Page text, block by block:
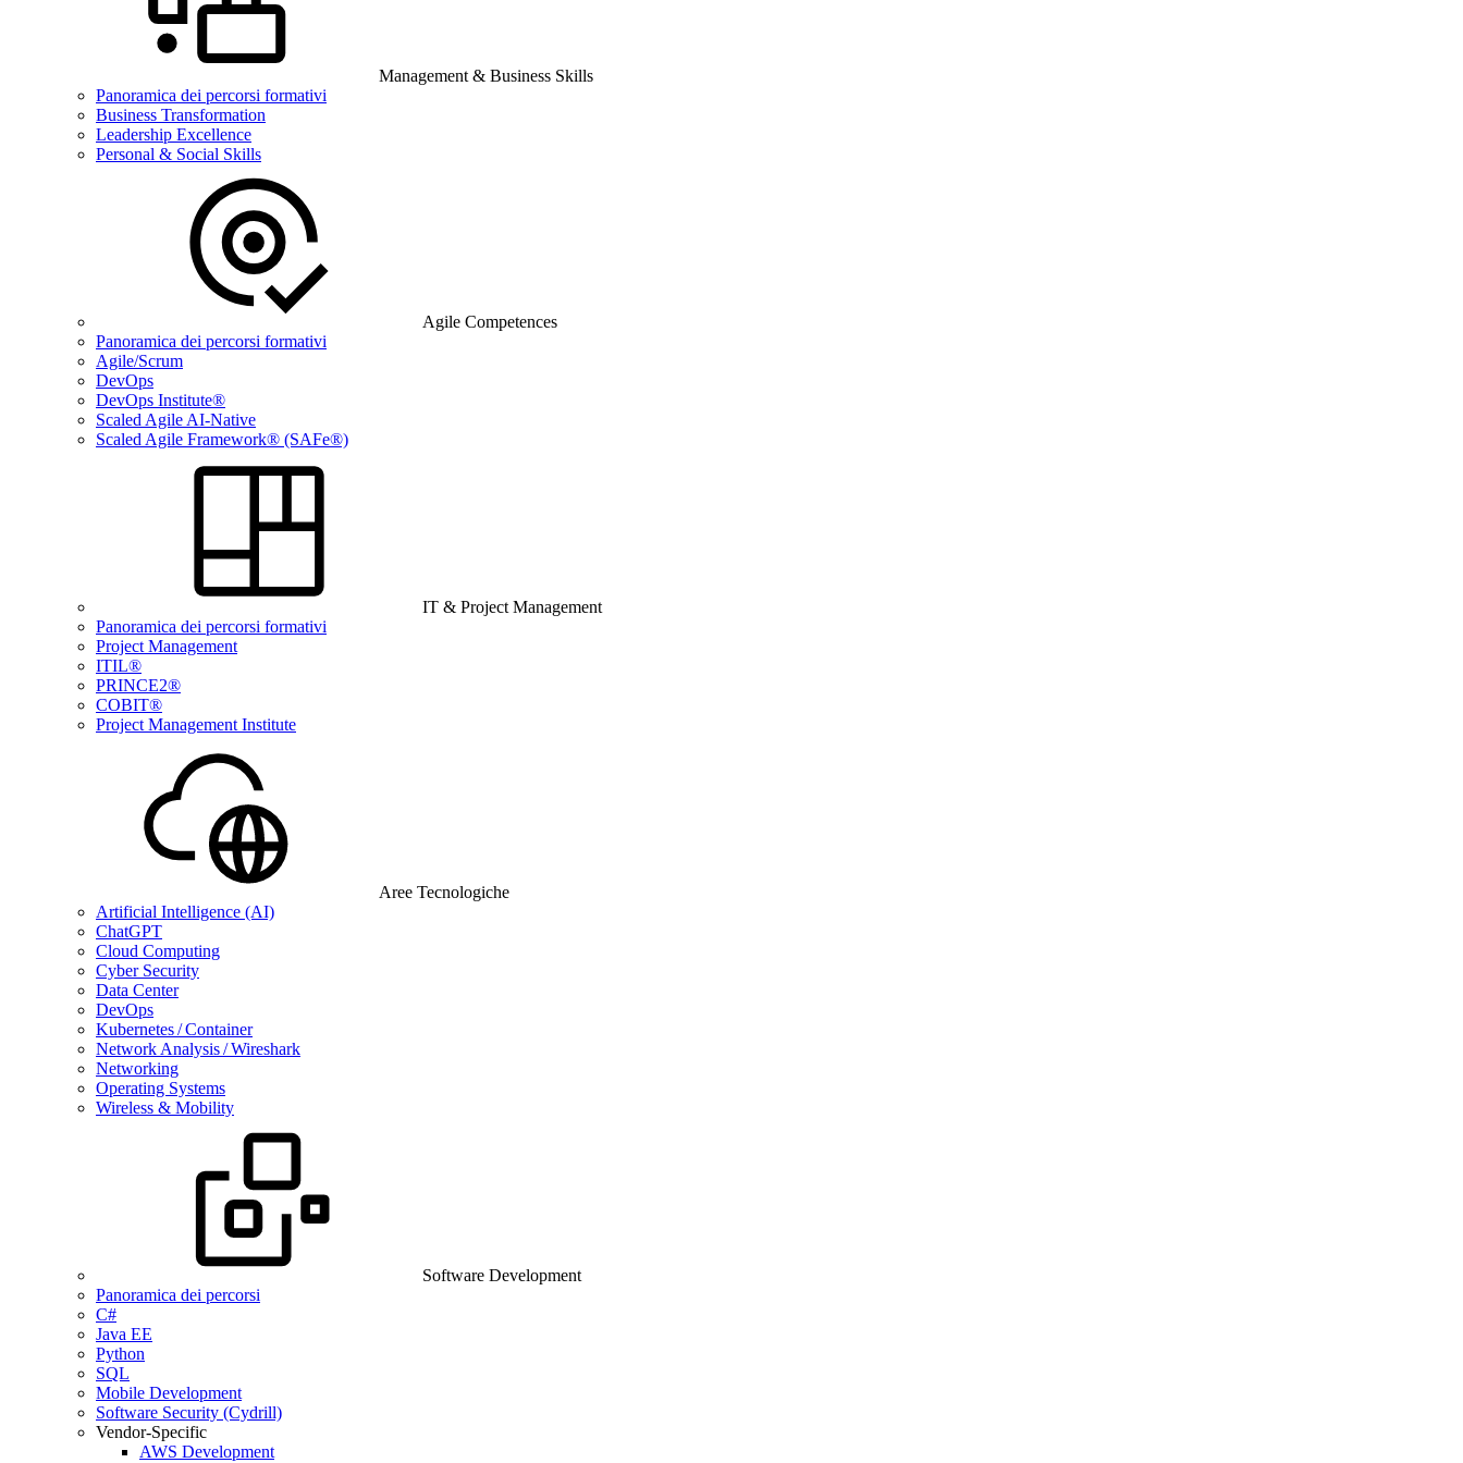
Management & Business Skills
Panoramica dei percorsi formativi
Business Transformation
Leadership Excellence
Personal & Social Skills
Agile Competences
Panoramica dei percorsi formativi
Agile/Scrum
DevOps
DevOps Institute®
Scaled Agile AI-Native
Scaled Agile Framework® (SAFe®)
IT & Project Management
Panoramica dei percorsi formativi
Project Management
ITIL®
PRINCE2®
COBIT®
Project Management Institute
Aree Tecnologiche
Artificial Intelligence (AI)
ChatGPT
Cloud Computing
Cyber Security
Data Center
DevOps
Kubernetes / Container
Network Analysis / Wireshark
Networking
Operating Systems
Wireless & Mobility
Software Development
Panoramica dei percorsi
C#
Java EE
Python
SQL
Mobile Development
Software Security (Cydrill)
Vendor-Specific
AWS Development